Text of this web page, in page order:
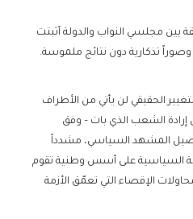
بين مجلسي النواب والدولة أثبتت
وصوراً تذكارية دون نتائج ملموسة.
الحقيقي لن يأتي من الأطراف
الشعب الذي بات – وفق
المشهد السياسي، مشدداً
السياسية على أسس وطنية تقوم
الإقصاء التي تعمّق الأزمة